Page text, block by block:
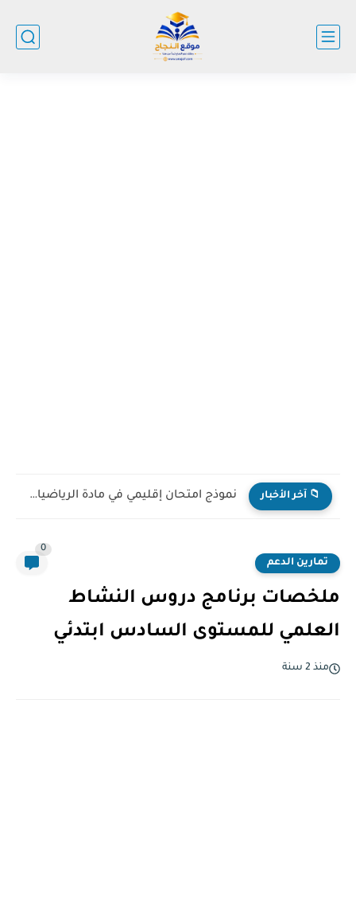
📁 آخر الأخبار نموذج امتحان إقليمي في مادة الرياضيات للمستوى السادس ابتدائي...
تمارين الدعم
0
ملخصات برنامج دروس النشاط
العلمي للمستوى السادس ابتدئي
منذ 2 سنة